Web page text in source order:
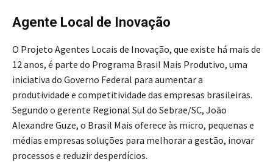
Agente Local de Inovação
O Projeto Agentes Locais de Inovação, que existe há mais de
12 anos, é parte do Programa Brasil Mais Produtivo, uma
iniciativa do Governo Federal para aumentar a
produtividade e competitividade das empresas brasileiras.
Segundo o gerente Regional Sul do Sebrae/SC, João
Alexandre Guze, o Brasil Mais oferece às micro, pequenas e
médias empresas soluções para melhorar a gestão, inovar
processos e reduzir desperdícios.